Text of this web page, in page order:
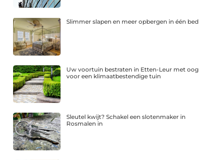
Slimmer slapen en meer opbergen in één bed
Uw voortuin bestraten in Etten-Leur met oog
voor een klimaatbestendige tuin
Sleutel kwijt? Schakel een slotenmaker in
Rosmalen in